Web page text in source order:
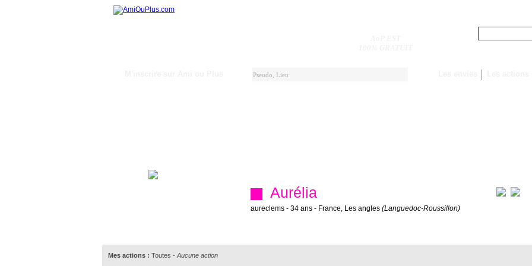
Aurélia
aureclems - 34 ans - France, Les angles (Languedoc-Roussillon)
Mes actions : Toutes - Aucune action